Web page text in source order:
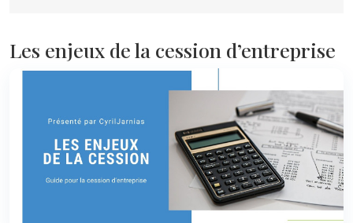
Les enjeux de la cession d’entreprise